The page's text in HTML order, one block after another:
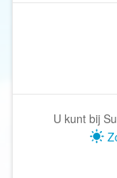
U kunt bij